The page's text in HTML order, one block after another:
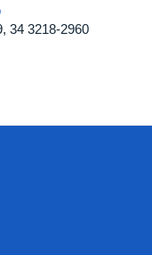
34 3218-2960